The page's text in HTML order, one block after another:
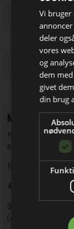
Bliv
Få
Mest læste
Højspræcision flux
effekt løsninger
Nyt Click-board
40 V N-kanal
Samarbejde om
(AMR)
Vi
deler
vores
og
dem
givet
din brug